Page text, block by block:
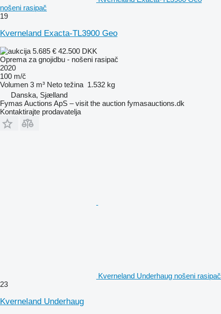
nošeni rasipač
19
Kverneland Exacta-TL3900 Geo
5.685 € 42.500 DKK
Oprema za gnojidbu - nošeni rasipač
2020
100 m/č
Volumen 3 m³ Neto težina 1.532 kg
Danska, Sjælland
Fymas Auctions ApS – visit the auction fymasauctions.dk
Kontaktirajte prodavatelja
Kverneland Underhaug nošeni rasipač
23
Kverneland Underhaug